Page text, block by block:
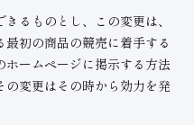
るものとし、この変更は、
初の商品の競売に着手する
ームページに掲示する方法
変更はその時から効力を発